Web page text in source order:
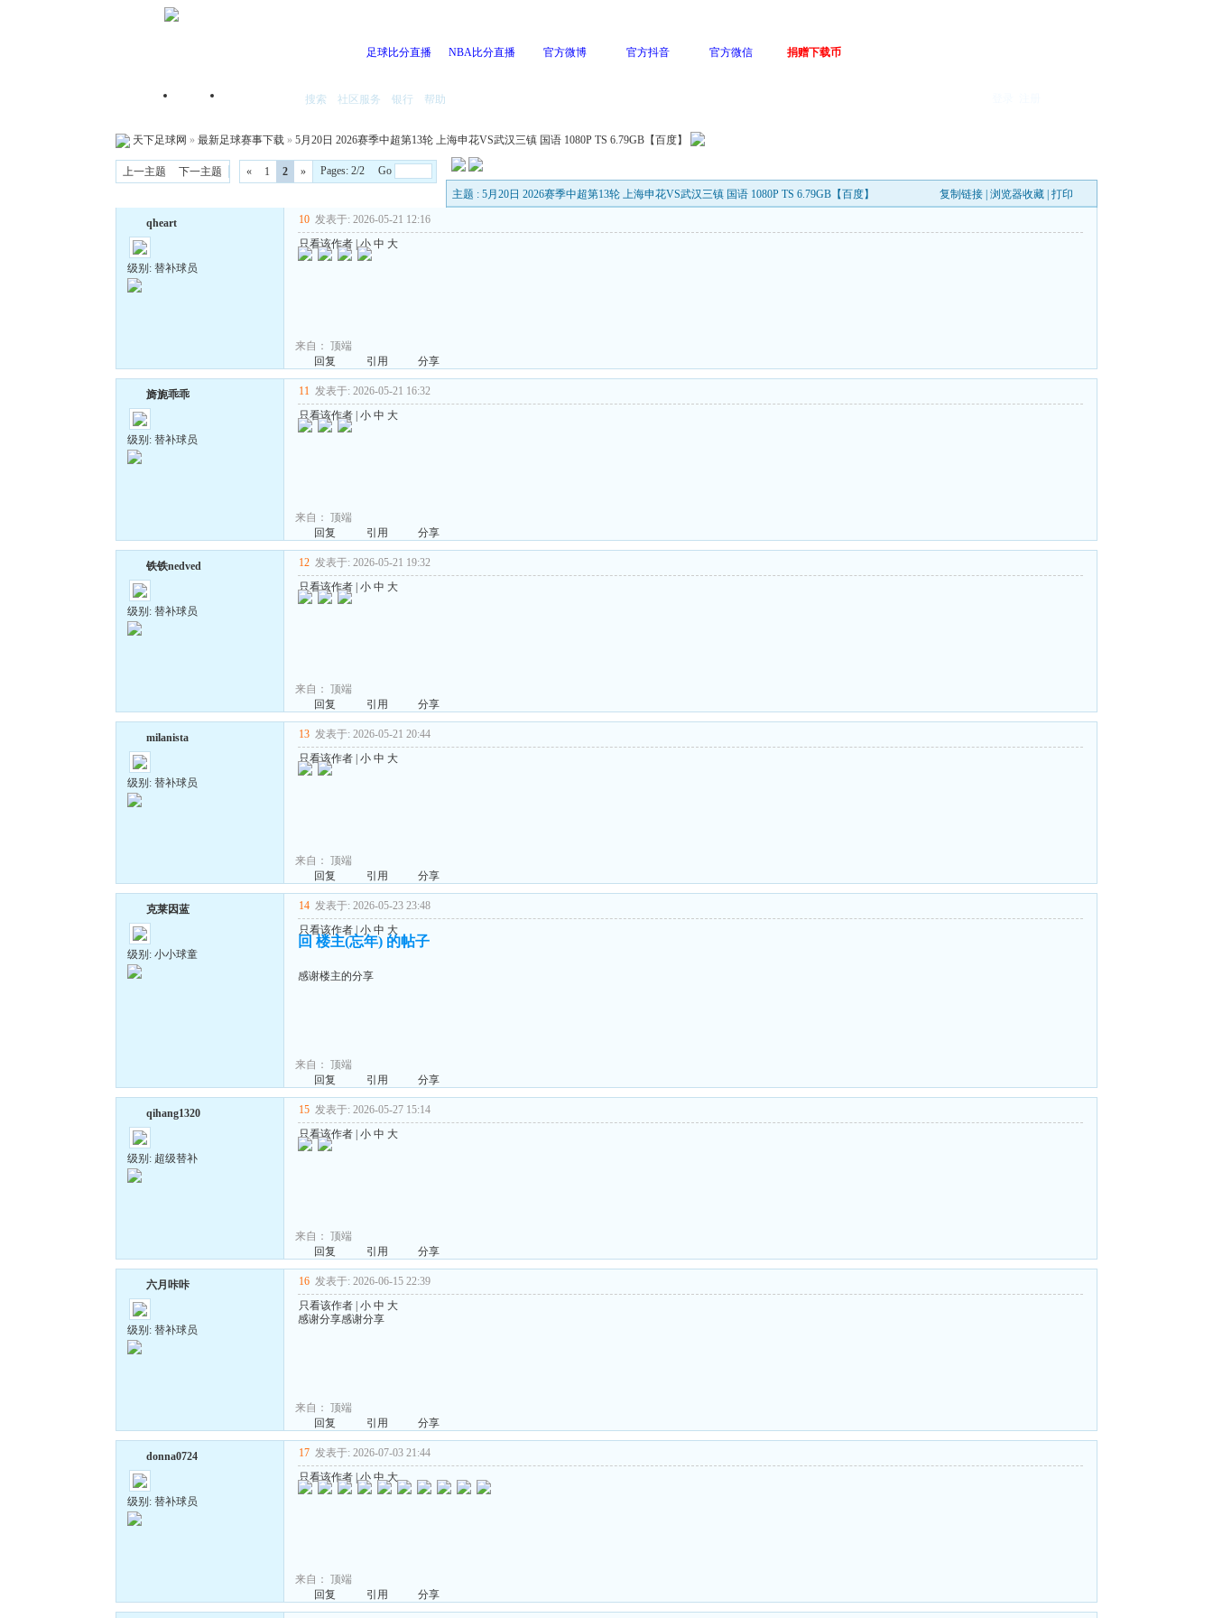
足球比分直播 NBA比分直播 官方微博 官方抖音 官方微信 捐赠下载币
首页 搜索 社区服务 银行 帮助
天下足球网 » 最新足球赛事下载 » 5月20日 2026赛季中超第13轮 上海申花VS武汉三镇 国语 1080P TS 6.79GB【百度】
上一主题 下一主题 « 1 2 »
Pages: 2/2 Go
主题 : 5月20日 2026赛季中超第13轮 上海申花VS武汉三镇 国语 1080P TS 6.79GB【百度】
复制链接| 浏览器收藏| 打印
qheart
级别: 替补球员
10 发表于: 2026-05-21 12:16
只看该作者|小 中 大
来自： 顶端
回复
引用 分享
旖旎乖乖
级别: 替补球员
11 发表于: 2026-05-21 16:32
只看该作者| 小 中 大
来自： 顶端
回复
引用 分享
铁铁nedved
级别: 替补球员
12 发表于: 2026-05-21 19:32
只看该作者| 小 中 大
来自： 顶端
回复
引用 分享
milanista
级别: 替补球员
13 发表于: 2026-05-21 20:44
只看该作者| 小 中 大
来自： 顶端
回复
引用 分享
克莱因蓝
级别: 小小球童
14 发表于: 2026-05-23 23:48
只看该作者| 小 中 大
回 楼主(忘年) 的帖子
感谢楼主的分享
来自： 顶端
回复
引用 分享
qihang1320
级别: 超级替补
15 发表于: 2026-05-27 15:14
只看该作者| 小 中 大
来自： 顶端
回复
引用 分享
六月咔咔
级别: 替补球员
16 发表于: 2026-06-15 22:39
只看该作者| 小 中 大
感谢分享感谢分享
来自： 顶端
回复
引用 分享
donna0724
级别: 替补球员
17 发表于: 2026-07-03 21:44
只看该作者|小 中 大
来自： 顶端
回复
引用 分享